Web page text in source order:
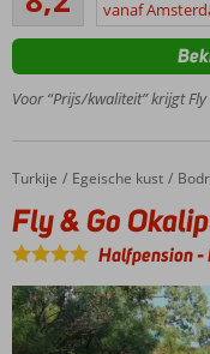
comfortabel
hotel
Direct aan
het
3 à-la-
carterestaurants
activiteiten
voor jong
141
beoordelingen
vanaf
Voor “Prijs/kwaliteit” krijgt
Home
Turkije Egeische kust
Fly & Go Okaliptus Hotel
Fly & Go
Halfpension-